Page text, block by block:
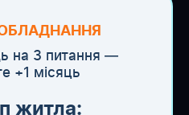
ОБЛАДНАННЯ
на 3 питання —
+1 місяць
житла: